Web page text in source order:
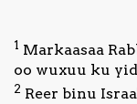
1 Markaasaa
oo wuxuu ku
2 Reer binu